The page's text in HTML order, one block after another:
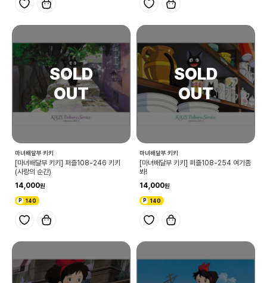
마녀배달부 키키
[마녀배달부 키키] 퍼즐108-246 키키
(사랑의 순간)
14,000
140
마녀배달부 키키
[마녀배달부 키키] 퍼즐108-254 여기좀
봐!
14,000
140